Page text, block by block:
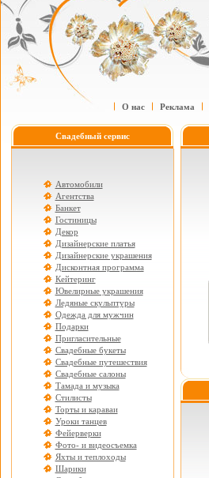
О нас Реклама
Свадебный сервис
Автомобили
Агентства
Банкет
Гостиницы
Декор
Дизайнерские платья
Дизайнерские украшения
Дисконтная программа
Кейтеринг
Ювелирные украшения
Ледяные скульптуры
Одежда для мужчин
Подарки
Пригласительные
Свадебные букеты
Свадебные путешествия
Свадебные салоны
Тамада и музыка
Стилисты
Торты и караваи
Уроки танцев
Фейерверки
Фото- и видеосъемка
Яхты и теплоходы
Шарики